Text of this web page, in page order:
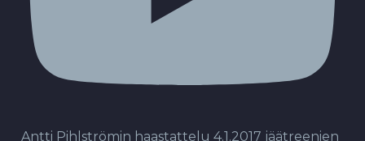
Antti Pihlströmin haastattelu 4.1.2017 jäätreenien